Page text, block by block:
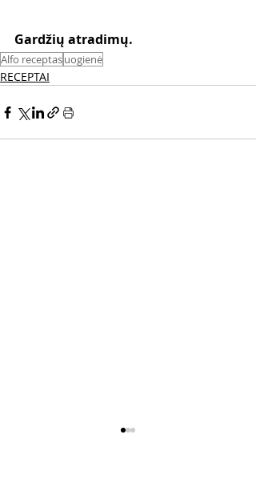
Gardžių atradimų.
Alfo receptasuogienė
RECEPTAI